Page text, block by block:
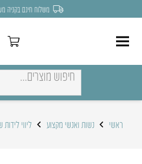
לחצו כאן להנחה של 7% לקניה הראשונה
ראשי נשות ואנשי מקצוע ליווי